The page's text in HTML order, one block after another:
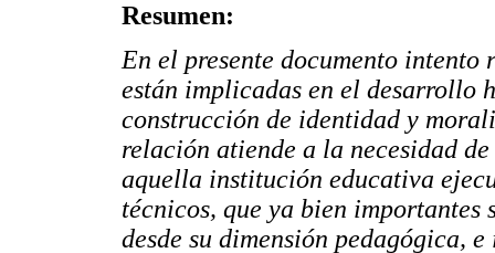
Resumen:
En el presente documento
están implicadas en el desarrollo
construcción de identidad y
relación atiende a la necesidad
aquella institución educativa
técnicos, que ya bien importantes
desde su dimensión pedagógica,